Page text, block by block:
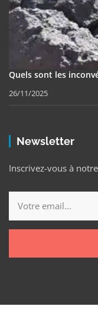
Quels sont les
26/11/2025
Newsletter
Inscrivez-vous à